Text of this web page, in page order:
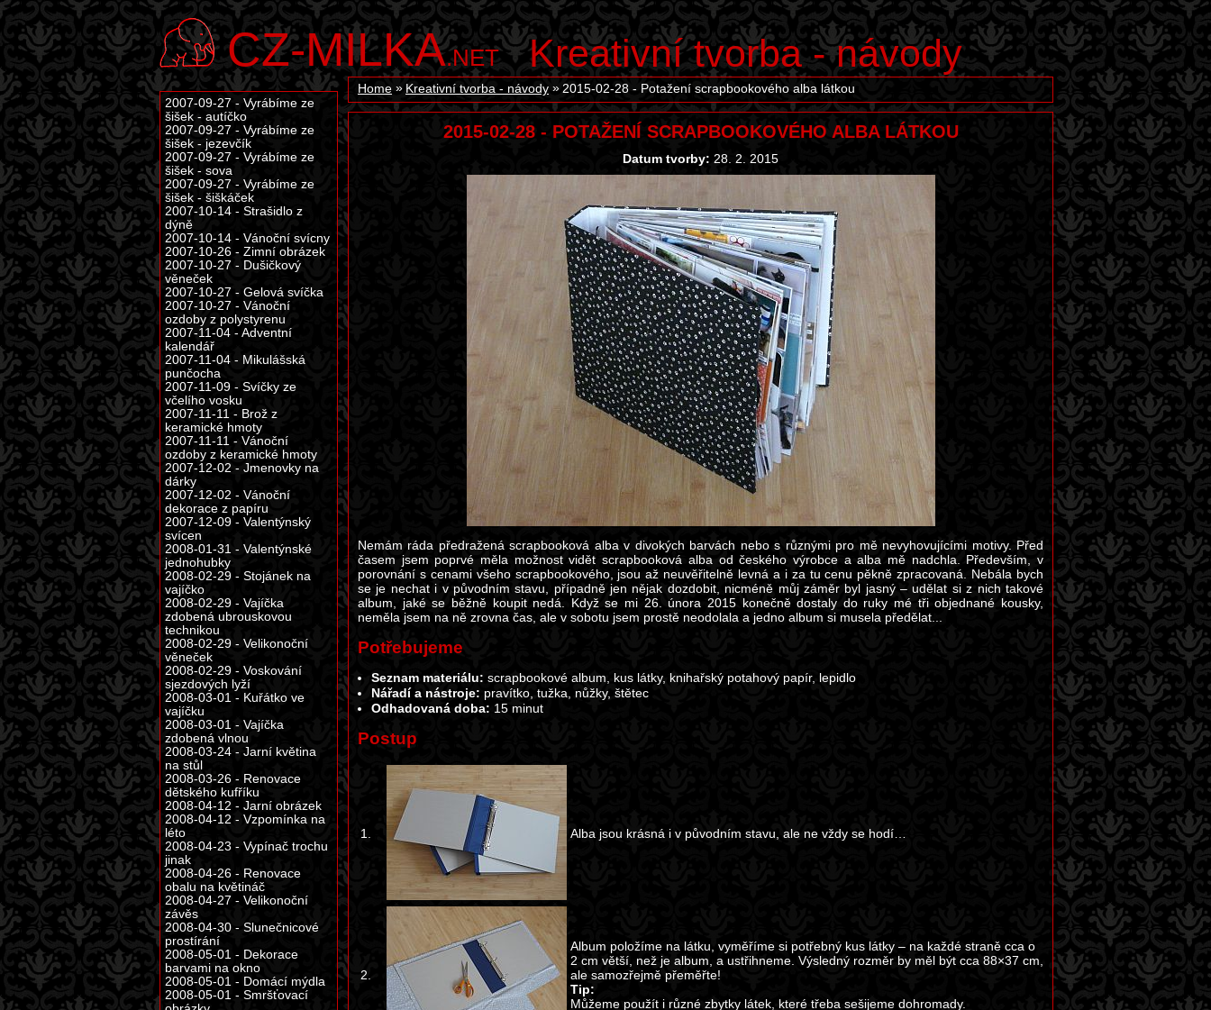
CZ-MILKA.NET Kreativní tvorba - návody
Home Kreativní tvorba - návody 2015-02-28 - Potažení scrapbookového alba látkou
2015-02-28 - POTAŽENÍ SCRAPBOOKOVÉHO ALBA LÁTKOU
Datum tvorby: 28. 2. 2015
Nemám ráda předražená scrapbooková alba v divokých barvách nebo s různými pro mě nevyhovujícími motivy. Před
časem jsem poprvé měla možnost vidět scrapbooková alba od českého výrobce a alba mě nadchla. Především, v
porovnání s cenami všeho scrapbookového, jsou až neuvěřitelně levná a i za tu cenu pěkně zpracovaná. Nebála bych
se je nechat i v původním stavu, případně jen nějak dozdobit, nicméně můj záměr byl jasný – udělat si z nich takové
album, jaké se běžně koupit nedá. Když se mi 26. února 2015 konečně dostaly do ruky mé tři objednané kousky,
neměla jsem na ně zrovna čas, ale v sobotu jsem prostě neodolala a jedno album si musela předělat...
Potřebujeme
Seznam materiálu: scrapbookové album, kus látky, knihařský potahový papír, lepidlo
Nářadí a nástroje: pravítko, tužka, nůžky, štětec
Odhadovaná doba: 15 minut
Postup
1. Alba jsou krásná i v původním stavu, ale ne vždy se hodí…
2.
Album položíme na látku, vyměříme si potřebný kus látky – na každé straně cca o
2 cm větší, než je album, a ustřihneme. Výsledný rozměr by měl být cca 88×37 cm,
ale samozřejmě přeměřte!
Tip:
Můžeme použít i různé zbytky látek, které třeba sešijeme dohromady.
2007-09-27 - Vyrábíme ze
šišek - autíčko
2007-09-27 - Vyrábíme ze
šišek - jezevčík
2007-09-27 - Vyrábíme ze
šišek - sova
2007-09-27 - Vyrábíme ze
šišek - šiškáček
2007-10-14 - Strašidlo z
dýně
2007-10-14 - Vánoční svícny
2007-10-26 - Zimní obrázek
2007-10-27 - Dušičkový
věneček
2007-10-27 - Gelová svíčka
2007-10-27 - Vánoční
ozdoby z polystyrenu
2007-11-04 - Adventní
kalendář
2007-11-04 - Mikulášská
punčocha
2007-11-09 - Svíčky ze
včelího vosku
2007-11-11 - Brož z
keramické hmoty
2007-11-11 - Vánoční
ozdoby z keramické hmoty
2007-12-02 - Jmenovky na
dárky
2007-12-02 - Vánoční
dekorace z papíru
2007-12-09 - Valentýnský
svícen
2008-01-31 - Valentýnské
jednohubky
2008-02-29 - Stojánek na
vajíčko
2008-02-29 - Vajíčka
zdobená ubrouskovou
technikou
2008-02-29 - Velikonoční
věneček
2008-02-29 - Voskování
sjezdových lyží
2008-03-01 - Kuřátko ve
vajíčku
2008-03-01 - Vajíčka
zdobená vlnou
2008-03-24 - Jarní květina
na stůl
2008-03-26 - Renovace
dětského kufříku
2008-04-12 - Jarní obrázek
2008-04-12 - Vzpomínka na
léto
2008-04-23 - Vypínač trochu
jinak
2008-04-26 - Renovace
obalu na květináč
2008-04-27 - Velikonoční
závěs
2008-04-30 - Slunečnicové
prostírání
2008-05-01 - Dekorace
barvami na okno
2008-05-01 - Domácí mýdla
2008-05-01 - Smršťovací